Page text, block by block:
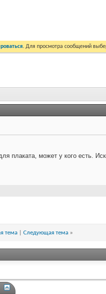
. Для просмотра сообщений
плаката, может у кого есть.
тема Следующая тема »